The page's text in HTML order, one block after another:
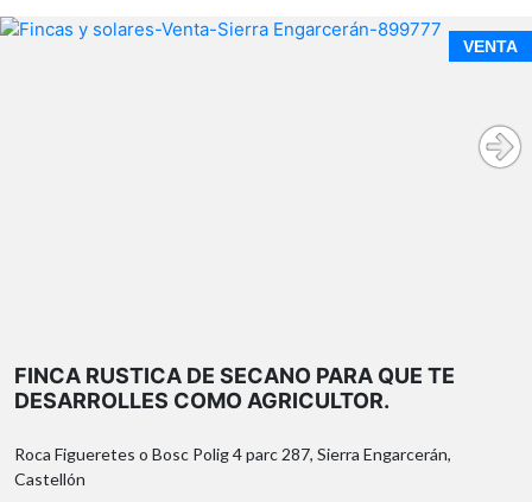
VENTA
FINCA RUSTICA DE SECANO PARA QUE TE
DESARROLLES COMO AGRICULTOR.
Roca Figueretes o Bosc Polig 4 parc 287, Sierra Engarcerán,
Castellón